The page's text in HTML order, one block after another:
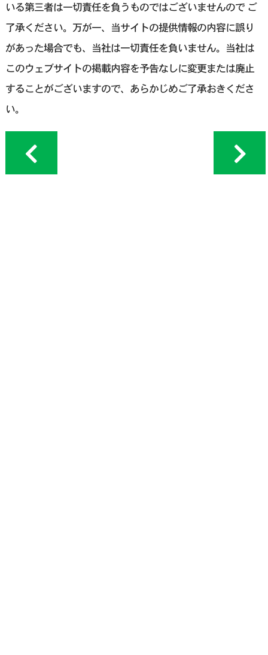
いる第三者は一切責任を負うものではございませんので ご
了承ください。万が一、当サイトの提供情報の内容に誤り
があった場合でも、当社は一切責任を負いません。当社は
このウェブサイトの掲載内容を予告なしに変更または廃止
することがございますので、あらかじめご了承おきくださ
い。